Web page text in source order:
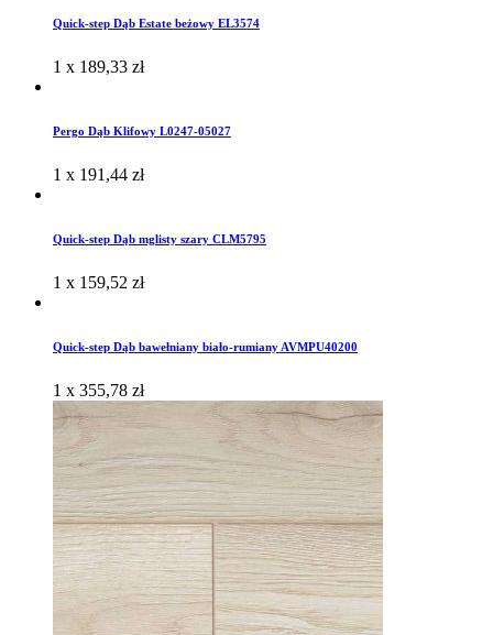
Quick-step Dąb Estate beżowy EL3574
1 x 189,33 zł
Pergo Dąb Klifowy L0247-05027
1 x 191,44 zł
Quick-step Dąb mglisty szary CLM5795
1 x 159,52 zł
Quick-step Dąb bawełniany biało-rumiany AVMPU40200
1 x 355,78 zł